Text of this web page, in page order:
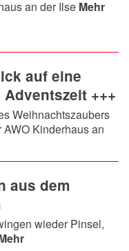
an der Ilse Mehr
auf eine
+++
Weihnachtszaubers
Kinderhaus an
aus dem
wieder Pinsel,